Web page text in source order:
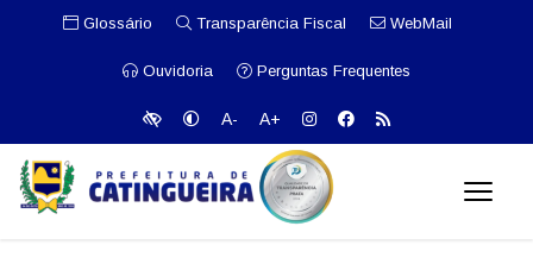
Glossário Transparência Fiscal WebMail
Ouvidoria Perguntas Frequentes
A- A+